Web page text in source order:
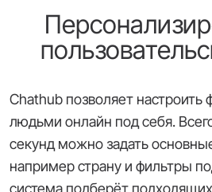
Chathub позволяет настроить
людьми онлайн под себя.
секунд можно задать
например страну и фильтры
система подберёт